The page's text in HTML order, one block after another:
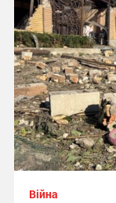
Війна